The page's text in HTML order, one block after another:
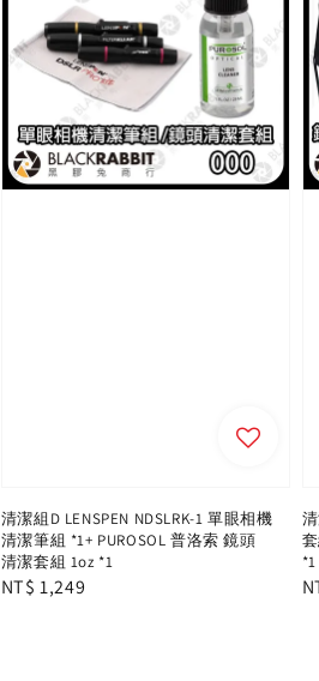
清潔組D LENSPEN NDSLRK-1 單眼相機
清潔筆組 *1+ PUROSOL 普洛索 鏡頭
清潔套組 1oz *1
Regular
NT$ 1,249
*1